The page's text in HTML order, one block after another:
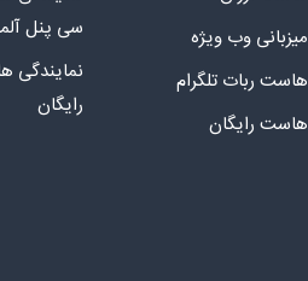
میزبانی وب ویژه
هاست ربات تلگرام
هاست رایگان
سی پنل
نمایندگی
رایگان